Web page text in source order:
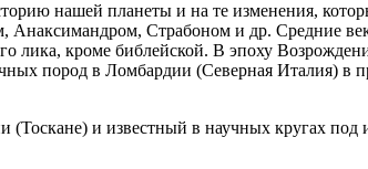
нашей планеты и на те изменения,
Страбоном и др. Средние
лика, кроме библейской. В эпоху
пород в Ломбардии (Северная Италия) в
и известный в научных кругах